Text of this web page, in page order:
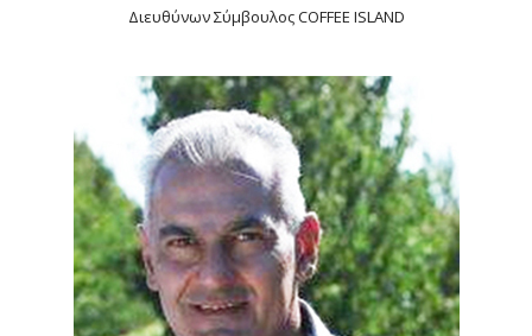
Διευθύνων Σύμβουλος COFFEE ISLAND